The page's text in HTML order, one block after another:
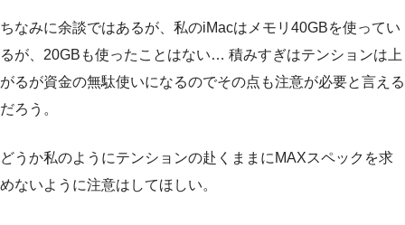
ちなみに余談ではあるが、私のiMacはメモリ40GBを使ってい
るが、20GBも使ったことはない… 積みすぎはテンションは上
がるが資金の無駄使いになるのでその点も注意が必要と言える
だろう。
どうか私のようにテンションの赴くままにMAXスペックを求
めないように注意はしてほしい。